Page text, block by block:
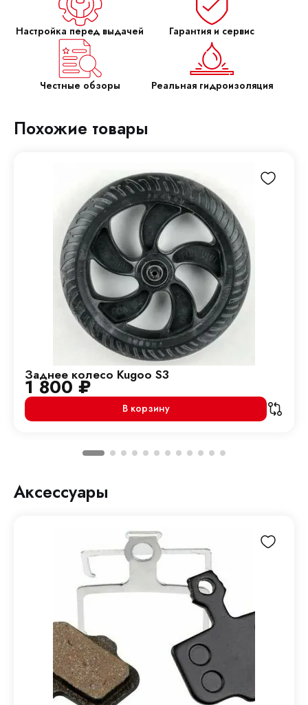
Настройка перед выдачей Гарантия и сервис
Честные обзоры Реальная гидроизоляция
Похожие товары
Заднее колесо Kugoo S3
1 800₽
В корзину
Аксессуары